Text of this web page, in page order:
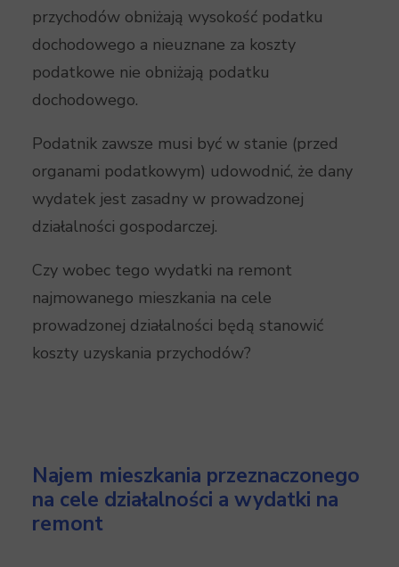
przychodów obniżają wysokość podatku
dochodowego a nieuznane za koszty
podatkowe nie obniżają podatku
dochodowego.
Podatnik zawsze musi być w stanie (przed
organami podatkowym) udowodnić, że dany
wydatek jest zasadny w prowadzonej
działalności gospodarczej.
Czy wobec tego wydatki na remont
najmowanego mieszkania na cele
prowadzonej działalności będą stanowić
koszty uzyskania przychodów?
Najem mieszkania przeznaczonego
na cele działalności a wydatki na
remont